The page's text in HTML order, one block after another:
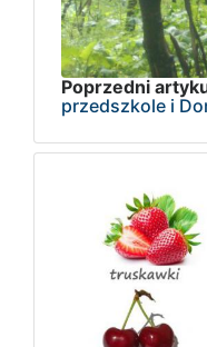
Poprzedni
przedszkole i